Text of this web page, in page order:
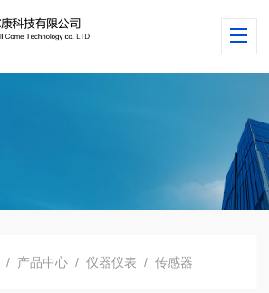
/ 产品中心 /仪器仪表 /传感器